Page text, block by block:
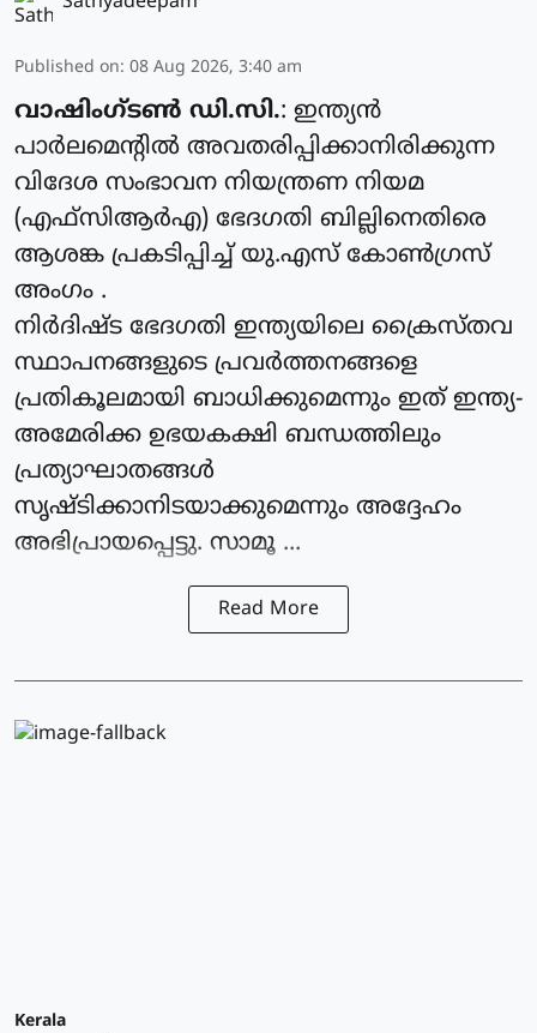
Published on: 08 Aug 2026, 3:40 am
വാഷിംഗ്ടൺ ഡി.സി.: ഇന്ത്യൻ
പാർലമെന്റിൽ അവതരിപ്പിക്കാനിരിക്കുന്ന
വിദേശ സംഭാവന നിയന്ത്രണ നിയമ
(എഫ്‌സിആർഎ) ഭേദഗതി ബില്ലിനെതിരെ
ആശങ്ക പ്രകടിപ്പിച്ച് യു.എസ് കോൺഗ്രസ്
അംഗം .
നിർദിഷ്ട ഭേദഗതി ഇന്ത്യയിലെ ക്രൈസ്തവ
സ്ഥാപനങ്ങളുടെ പ്രവർത്തനങ്ങളെ
പ്രതികൂലമായി ബാധിക്കുമെന്നും ഇത് ഇന്ത്യ-
അമേരിക്ക ഉഭയകക്ഷി ബന്ധത്തിലും
പ്രത്യാഘാതങ്ങൾ
സൃഷ്ടിക്കാനിടയാക്കുമെന്നും അദ്ദേഹം
അഭിപ്രായപ്പെട്ടു. സാമൂ ...
Read More
Kerala